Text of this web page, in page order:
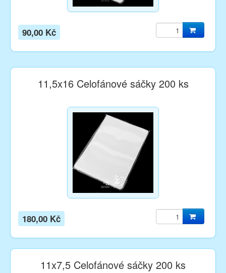
90,00 Kč
11,5x16 Celofánové sáčky 200 ks
180,00 Kč
11x7,5 Celofánové sáčky 200 ks